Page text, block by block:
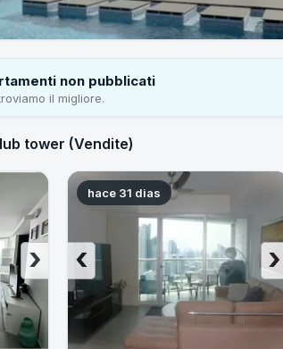
non pubblicati
il migliore.
tower (Vendite)
›
hace 31 dias
›
‹